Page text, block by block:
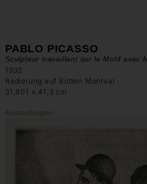
PABLO PICASSO
Sculpteur travaillant sur le Motif avec
1933
Radierung auf Bütten Montval
31,801 x 41,3 cm
Ausstellungen